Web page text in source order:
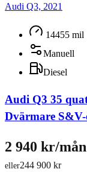
Audi Q3, 2021
14455 mil
Manuell
Diesel
Audi Q3 35
Dvärmare
244 900 kr
eller
2 940 kr/mån